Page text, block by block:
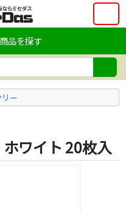
品を探す
ー
ワイト 20枚入